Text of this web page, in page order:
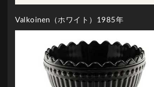
Valkoinen（ホワイト）1985年